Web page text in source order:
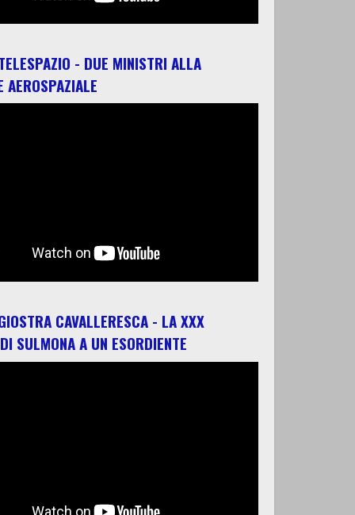
- DUE MINISTRI ALLA
AEROSPAZIALE
CAVALLERESCA - LA XXX
SULMONA A UN ESORDIENTE